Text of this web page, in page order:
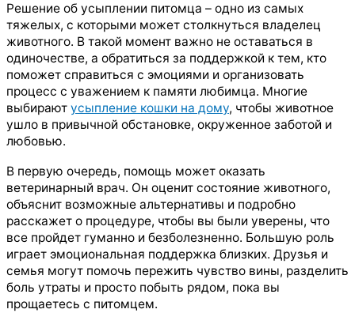
Решение об усыплении питомца – одно из самых
тяжелых, с которыми может столкнуться владелец
животного. В такой момент важно не оставаться в
одиночестве, а обратиться за поддержкой к тем, кто
поможет справиться с эмоциями и организовать
процесс с уважением к памяти любимца. Многие
выбирают усыпление кошки на дому, чтобы животное
ушло в привычной обстановке, окруженное заботой и
любовью.
В первую очередь, помощь может оказать
ветеринарный врач. Он оценит состояние животного,
объяснит возможные альтернативы и подробно
расскажет о процедуре, чтобы вы были уверены, что
все пройдет гуманно и безболезненно. Большую роль
играет эмоциональная поддержка близких. Друзья и
семья могут помочь пережить чувство вины, разделить
боль утраты и просто побыть рядом, пока вы
прощаетесь с питомцем.